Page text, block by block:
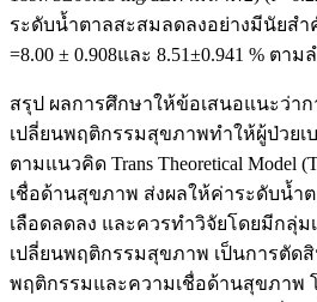
ระดับน้ำตาลสะสมลดลงอย่างมีนัยสำ
=8.00 ± 0.908และ 8.51±0.941 % ตาม
สรุป ผลการศึกษาให้ข้อเสนอแนะว่า
เปลี่ยนพฤติกรรมสุขภาพทำให้ผู้ป่วยเ
ตามแนวคิด Trans Theoretical Model
เชื่อด้านสุขภาพ ส่งผลให้ค่าระดับน้ำ
เลือดลดลง และควรทำวิจัยโดยมีกลุ่ม
เปลี่ยนพฤติกรรมสุขภาพ เป็นการตัด
พฤติกรรมและความเชื่อด้านสุขภาพ